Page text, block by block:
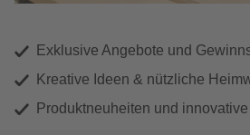
Exklusive Angebote und
Kreative Ideen & nützliche
Produktneuheiten und